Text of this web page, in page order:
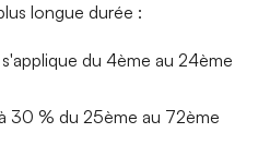
longue durée :
du 4ème au 24ème
30 % du 25ème au 72ème